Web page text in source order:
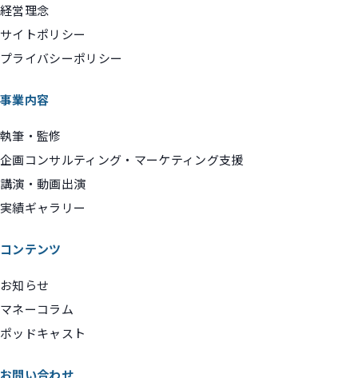
経営理念
サイトポリシー
プライバシーポリシー
事業内容
執筆・監修
企画コンサルティング・マーケティング支援
講演・動画出演
実績ギャラリー
コンテンツ
お知らせ
マネーコラム
ポッドキャスト
お問い合わせ